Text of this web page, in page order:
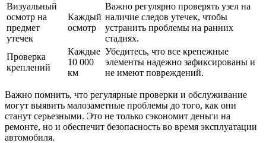
Визуальный
осмотр на
предмет
утечек
Каждый
осмотр
Важно регулярно проверять узел на
наличие следов утечек, чтобы
устранить проблемы на ранних
стадиях.
Проверка
креплений
Каждые
10 000
км
Убедитесь, что все крепежные
элементы надежно зафиксированы и
не имеют повреждений.
Важно помнить, что регулярные проверки и обслуживание
могут выявить малозаметные проблемы до того, как они
станут серьезными. Это не только сэкономит деньги на
ремонте, но и обеспечит безопасность во время эксплуатации
автомобиля.